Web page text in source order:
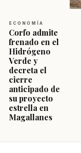
ECONOMÍA
Corfo admite
frenado en el
Hidrógeno
Verde y
decreta el
cierre
anticipado de
su proyecto
estrella en
Magallanes